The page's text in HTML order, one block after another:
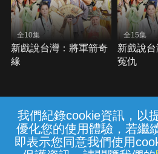
我們紀錄cookie資訊，以
優化您的使用體驗，若繼
即表示您同意我們使用
全10集
新戲說台灣：將軍箭奇
緣
全15集
新戲說
冤仇
常見問題 線上客服